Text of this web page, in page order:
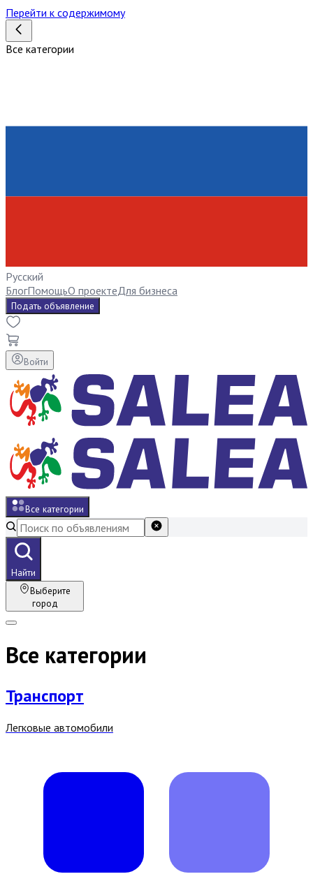
Перейти к содержимому
Все категории
Русский
БлогПомощьО проектеДля бизнеса
Подать объявление
Войти
Все категории
Найти
Выберите
город
Все категории
Транспорт
Легковые автомобили